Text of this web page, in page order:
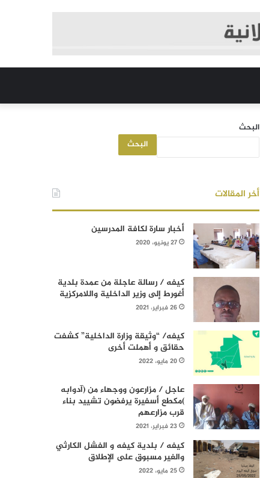
البحث
البحث
أخر المقالات
أخبار سارة لكافة المدرسين
27 يونيو، 2020
كيفه / رسالة عاجلة من عمدة بلدية
أغورط إلى وزير الداخلية واللامركزية
26 فبراير، 2021
كيفه/ “وثيقة وزارة الداخلية” كشفت
حقائق و أهملت أخرى
20 مايو، 2022
عاجل / مزارعون ووجهاء من (آدوابه
)مكطع أسفيرة يرفضون تشييد بناء
قرب مزارعهم
23 فبراير، 2021
كيفه / بلدية كيفه و الفشل الكارثي
والغير مسبوق على الإطلاق
25 مايو، 2022